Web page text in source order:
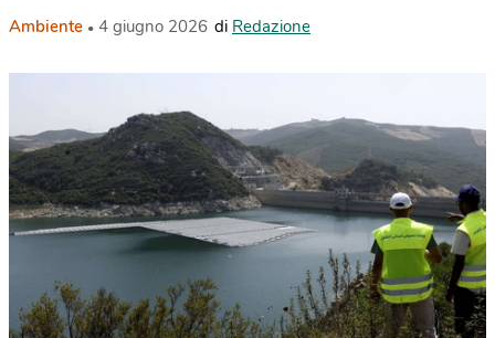
Ambiente 4 giugno 2026 di Redazione